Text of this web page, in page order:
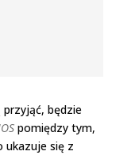
będzie
pomiędzy tym,
ukazuje się z